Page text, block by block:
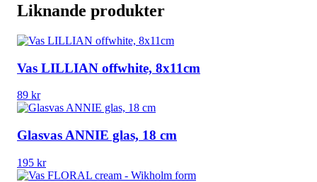
Liknande produkter
Vas LILLIAN offwhite, 8x11cm
89 kr
Glasvas ANNIE glas, 18 cm
195 kr